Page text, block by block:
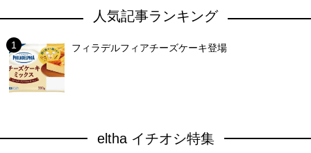
人気記事ランキング
フィラデルフィアチーズケーキ登場
eltha イチオシ特集